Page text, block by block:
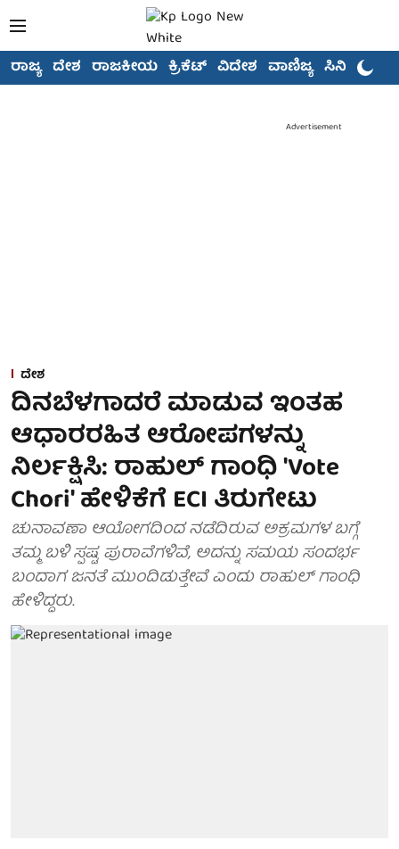
ರಾಜ್ಯ ದೇಶ ರಾಜಕೀಯ ಕ್ರಿಕೆಟ್ ವಿದೇಶ ವಾಣಿಜ್ಯ ಸಿನಿಮಾ
Advertisement
ದೇಶ
ದಿನಬೆಳಗಾದರೆ ಮಾಡುವ ಇಂತಹ
ಆಧಾರರಹಿತ ಆರೋಪಗಳನ್ನು
ನಿರ್ಲಕ್ಷಿಸಿ: ರಾಹುಲ್ ಗಾಂಧಿ 'Vote
Chori' ಹೇಳಿಕೆಗೆ ECI ತಿರುಗೇಟು
ಚುನಾವಣಾ ಆಯೋಗದಿಂದ ನಡೆದಿರುವ ಅಕ್ರಮಗಳ ಬಗ್ಗೆ
ತಮ್ಮ ಬಳಿ ಸ್ಪಷ್ಟ ಪುರಾವೆಗಳಿವೆ, ಅದನ್ನು ಸಮಯ ಸಂದರ್ಭ
ಬಂದಾಗ ಜನತೆ ಮುಂದಿಡುತ್ತೇವೆ ಎಂದು ರಾಹುಲ್ ಗಾಂಧಿ
ಹೇಳಿದ್ದರು.